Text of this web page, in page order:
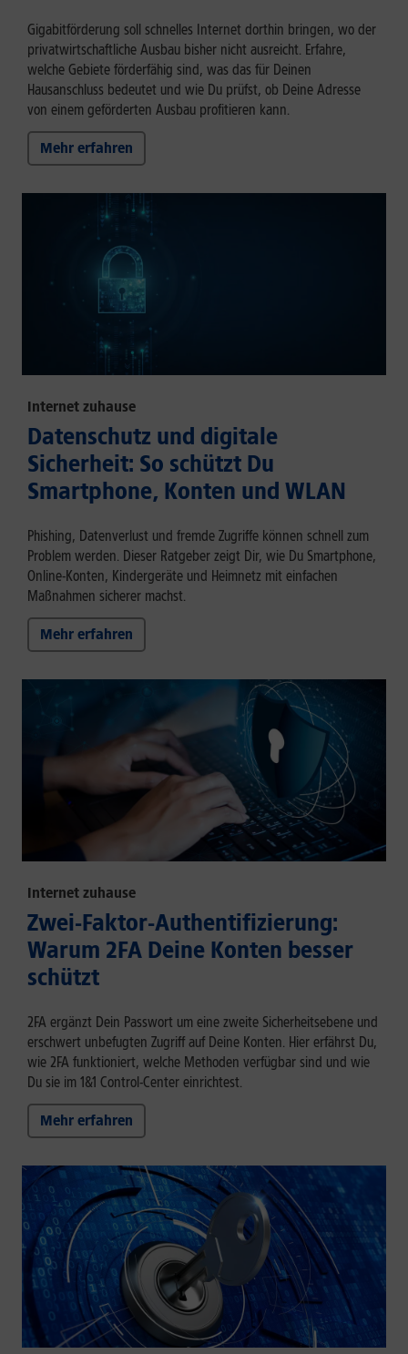
Gigabitförderung soll schnelles Internet dorthin bringen, wo der
privatwirtschaftliche Ausbau bisher nicht ausreicht. Erfahre,
welche Gebiete förderfähig sind, was das für Deinen
Hausanschluss bedeutet und wie Du prüfst, ob Deine Adresse
von einem geförderten Ausbau profitieren kann.
Mehr erfahren
Internet zuhause
Datenschutz und digitale
Sicherheit: So schützt Du
Smartphone, Konten und WLAN
Phishing, Datenverlust und fremde Zugriffe können schnell zum
Problem werden. Dieser Ratgeber zeigt Dir, wie Du Smartphone,
Online-Konten, Kindergeräte und Heimnetz mit einfachen
Maßnahmen sicherer machst.
Mehr erfahren
Internet zuhause
Zwei-Faktor-Authentifizierung:
Warum 2FA Deine Konten besser
schützt
2FA ergänzt Dein Passwort um eine zweite Sicherheitsebene und
erschwert unbefugten Zugriff auf Deine Konten. Hier erfährst Du,
wie 2FA funktioniert, welche Methoden verfügbar sind und wie
Du sie im 1&1 Control-Center einrichtest.
Mehr erfahren